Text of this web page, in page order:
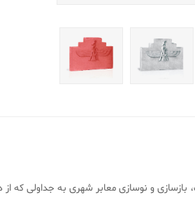
و نوسازی معابر شهری به جداولی که از